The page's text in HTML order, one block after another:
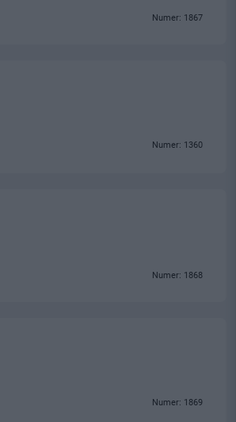
Numer: 1867
Numer: 1360
Numer: 1868
Numer: 1869